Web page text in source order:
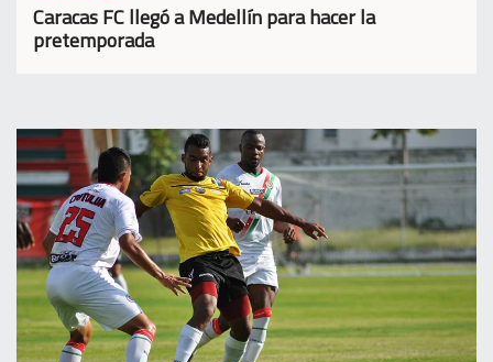
Caracas FC llegó a Medellín para hacer la
pretemporada